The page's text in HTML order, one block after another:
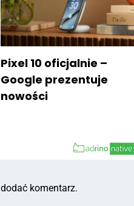
Pixel 10 oficjalnie –
Google prezentuje
nowości
komentarz.